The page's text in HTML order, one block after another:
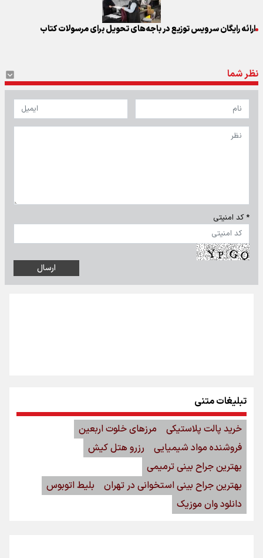
ارائه رایگان سرویس توزیع در باجه‌های تحویل برای مرسولات کتاب
نظر شما
* کد امنیتی
تبلیغات متنی
خرید پالت پلاستیکی
مرزهای خلوت اربعین
فروشنده مواد شیمیایی
رزرو هتل کیش
بهترین جراح بینی ترمیمی
بهترین جراح بینی استخوانی در تهران
بلیط اتوبوس
دانلود وان موزیک